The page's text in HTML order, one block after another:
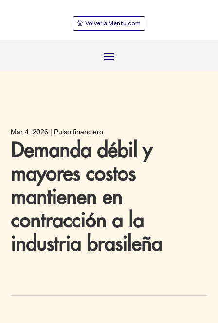
Volver a Mentu.com
Mar 4, 2026 | Pulso financiero
Demanda débil y
mayores costos
mantienen en
contracción a la
industria brasileña